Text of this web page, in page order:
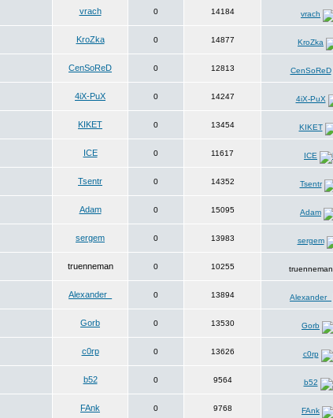
vrach 0 14184
vrach
KroZka 0 14877
KroZka
CenSoReD 0 12813
CenSoReD
4iX-PuX 0 14247
4iX-PuX
KIKET 0 13454
KIKET
ICE 0 11617
ICE
Tsentr 0 14352
Tsentr
Adam 0 15095
Adam
sergem 0 13983
sergem
truenneman 0 10255
truenneman
Alexander_ 0 13894
Alexander_
Gorb 0 13530
Gorb
c0rp 0 13626
c0rp
b52 0 9564
b52
FAnk 0 9768
FAnk